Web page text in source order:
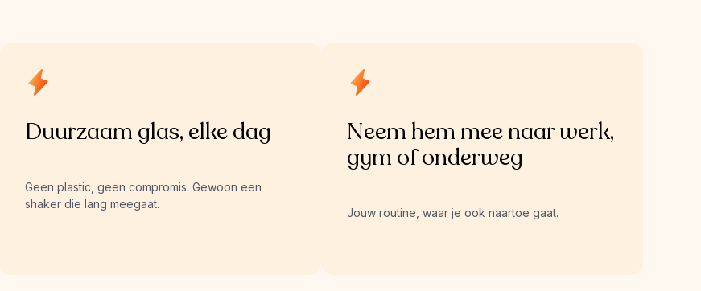
Duurzaam glas, elke dag
Geen plastic, geen compromis. Gewoon een
shaker die lang meegaat.
Neem hem mee naar werk,
gym of onderweg
Jouw routine, waar je ook naartoe gaat.